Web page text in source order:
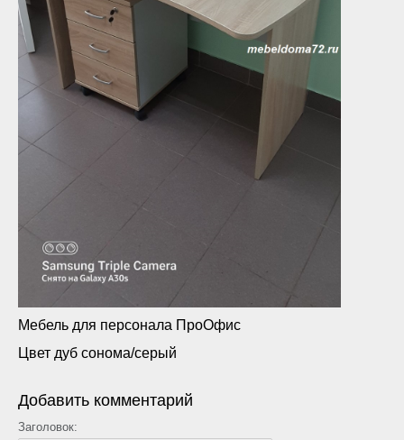
Мебель для персонала ПроОфис
Цвет дуб сонома/серый
Добавить комментарий
Заголовок: